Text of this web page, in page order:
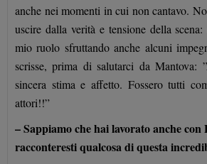
anche nei momenti in cui non cantavo.
uscire dalla verità e tensione della
mio ruolo sfruttando anche alcuni
scrisse, prima di salutarci da Mantova:
sincera stima e affetto. Fossero tutti
attori!!”
– Sappiamo che hai lavorato anche
racconteresti qualcosa di questa